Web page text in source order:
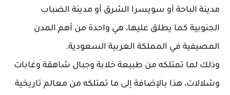
مدينة الباحة أو سويسرا الشرق أو مدينة الضباب
الجنوبية كما يطلق عليها، هي واحدة من أهم المدن
المصيفية في المملكة العربية السعودية.
وذلك لما تمتلكه من طبيعة خلابة وجبال شاهقة وغابات
وشلالات، هذا بالإضافة إلى ما تمتلكه من معالم تاريخية